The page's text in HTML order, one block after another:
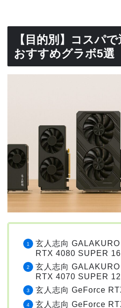
【目的別】コスパ
おすすめグラボ5選
玄人志向
RTX 4080 SUPER
玄人志向
RTX 4070 SUPER
玄人志向 GeForce
玄人志向 GeForce